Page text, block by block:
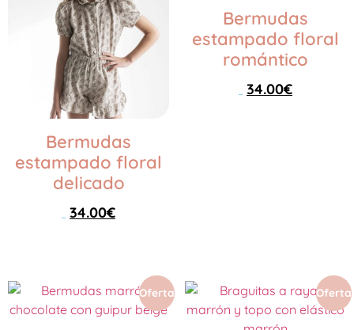
Bermudas
estampado floral
delicado
34.00€
Bermudas
estampado floral
romántico
34.00€
Oferta Oferta